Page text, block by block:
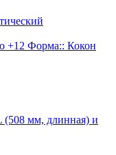
+12 Форма:: Кокон
(508 мм, длинная) и